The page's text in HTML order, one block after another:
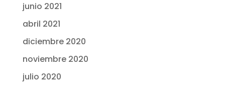
junio 2021
abril 2021
diciembre 2020
noviembre 2020
julio 2020